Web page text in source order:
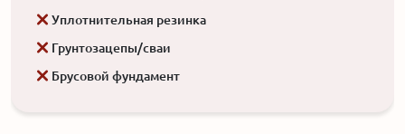
Уплотнительная резинка
Грунтозацепы/сваи
Брусовой фундамент